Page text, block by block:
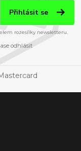
Přihlásit se
rozesílky newsletteru.
odhlásit